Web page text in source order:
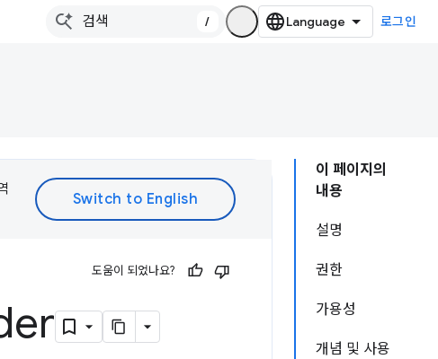
/ 로그인
이 페이지의
내용
설명
권한
가용성
개념 및 사용
도움이 되었나요?